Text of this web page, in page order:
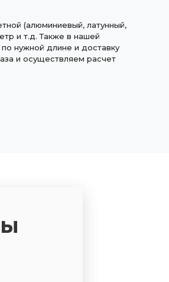
(алюминиевый, латунный,
и т.д. Также в нашей
нужной длине и доставку
и осуществляем расчет